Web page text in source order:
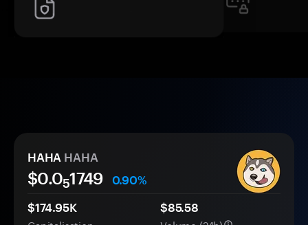
HAHA HAHA
$0.051749
0.90%
$174.95K
$85.58